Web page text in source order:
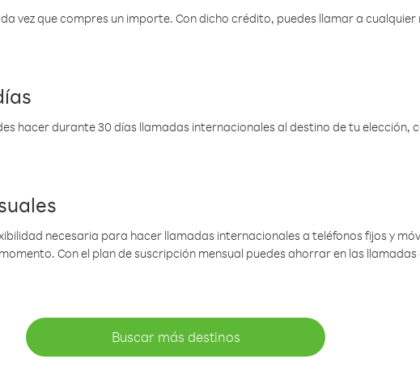
vez que compres un importe. Con dicho crédito, puedes llamar a cualquier
hacer durante 30 días llamadas internacionales al destino de tu elección,
necesaria para hacer llamadas internacionales a teléfonos fijos y
Con el plan de suscripción mensual puedes ahorrar en las llamadas
Buscar más destinos